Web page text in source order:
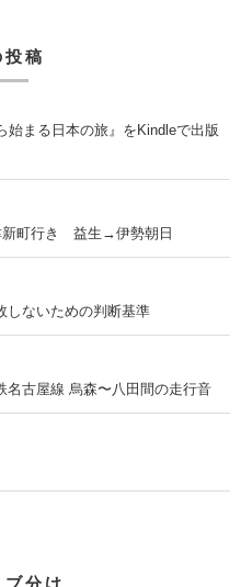
稿
始まる日本の旅』をKindleで出版
新町行き 益生→伊勢朝日
しないための判断基準
名古屋線 烏森〜八田間の走行音
ブ分け